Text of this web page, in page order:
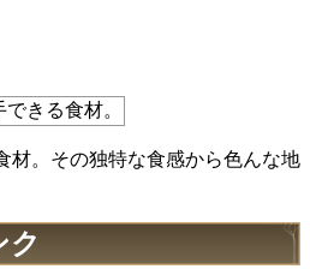
きる食材。
材。その独特な食感から色んな地
ク